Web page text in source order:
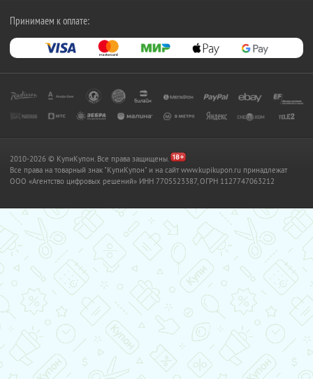
Принимаем к оплате:
2010-2026 © КупиКупон. Все права защищены.
Все права на товарный знак "КупиКупон" и на сайт www.kupikupon.ru принадлежат
OOO «Агентство цифровых решений» ИНН 7705523387, ОГРН 1127747063212